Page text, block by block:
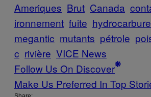
Ameriques Brut Canada
ironnement fuite
megantic mutants pétrole
c rivière VICE News
Follow Us On Discover
Make Us Preferred In Top